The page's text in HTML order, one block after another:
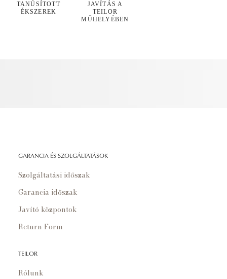
TANÚSÍTOTT
ÉKSZEREK
JAVÍTÁS A
TEILOR
MŰHELYÉBEN
GARANCIA ÉS SZOLGÁLTATÁSOK
Szolgáltatási időszak
Garancia időszak
Javító központok
Return Form
TEILOR
Rólunk